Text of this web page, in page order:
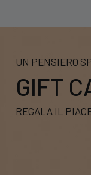
UN PENSIERO
GIFT
REGALA IL